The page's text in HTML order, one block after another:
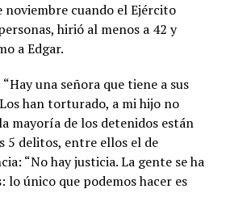
cuando el Ejército
hirió al menos a 42 y
a Edgar.
una señora que tiene a sus
han torturado, a mi hijo no
mayoría de los detenidos están
5 delitos, entre ellos el de
“No hay justicia. La gente se ha
lo único que podemos hacer es